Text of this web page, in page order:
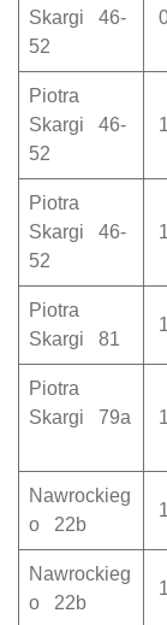
Skargi 46-
52
Piotra
Skargi 46-
52
Piotra
Skargi 46-
52
Piotra
Skargi 81
Piotra
Skargi 79a
Nawrockieg
o 22b
Nawrockieg
o 22b